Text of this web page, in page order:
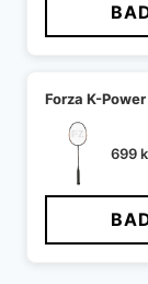
Forza K-
699